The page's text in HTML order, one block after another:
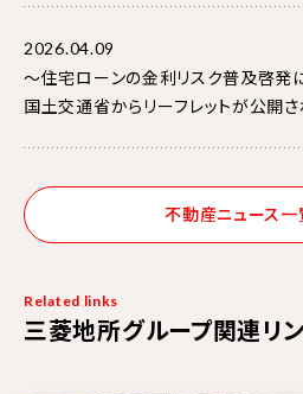
2026.04.09
～住宅ローンの金利リスク普及啓発
国土交通省からリーフレットが公開
不動産ニュース一
Related links
三菱地所グループ関連リ